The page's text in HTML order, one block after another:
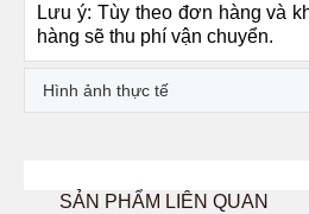
Lưu ý: Tùy theo đơn hàng và
hàng sẽ thu phí vận chuyển.
Hình ảnh thực tế
SẢN PHẨM LIÊN QUAN